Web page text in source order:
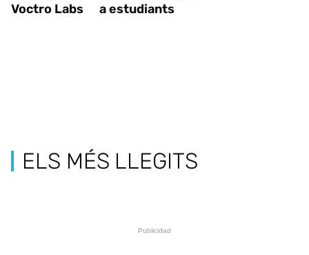
Voctro Labs
a estudiants
ELS MÉS LLEGITS